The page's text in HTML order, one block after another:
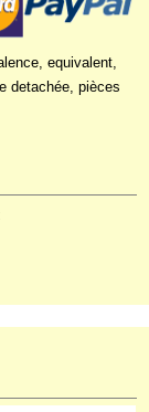
equivalent,
detachée, pièces